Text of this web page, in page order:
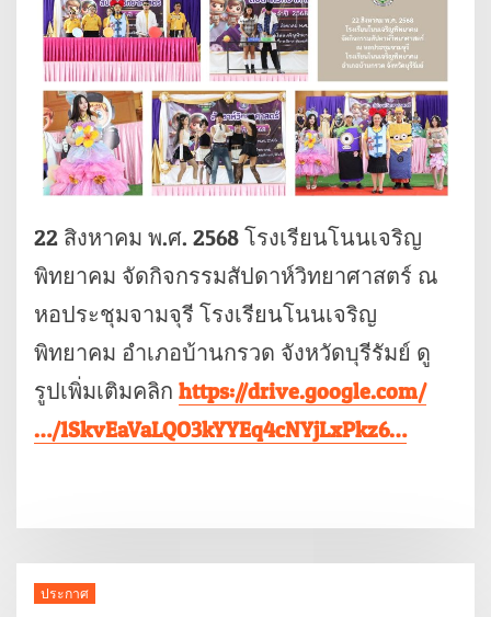
22 สิงหาคม พ.ศ. 2568 โรงเรียนโนนเจริญ
พิทยาคม จัดกิจกรรมสัปดาห์วิทยาศาสตร์ ณ
หอประชุมจามจุรี โรงเรียนโนนเจริญ
พิทยาคม อำเภอบ้านกรวด จังหวัดบุรีรัมย์ ดู
รูปเพิ่มเติมคลิกhttps://drive.google.com/
…/1SkvEaVaLQO3kYYEq4cNYjLxPkz6…
ประกาศ